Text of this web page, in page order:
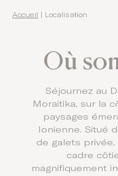
Accueil Localisation
Où
Séjournez au
Moraitika, sur la
paysages
Ionienne. Situé
de galets privée,
cadre
magnifiquement